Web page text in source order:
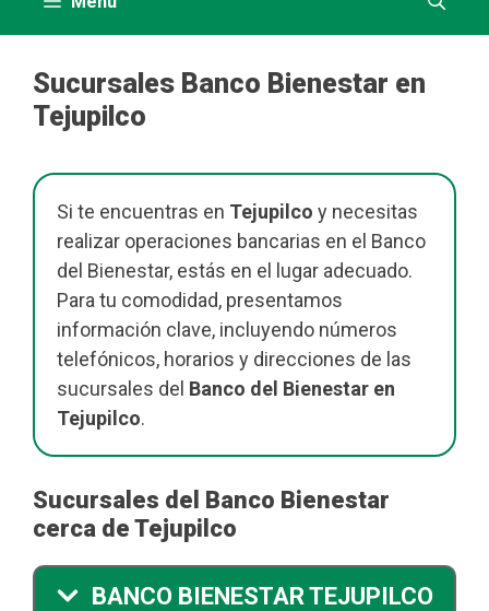
Sucursales Banco Bienestar en
Tejupilco
Si te encuentras en Tejupilco y necesitas
realizar operaciones bancarias en el Banco
del Bienestar, estás en el lugar adecuado.
Para tu comodidad, presentamos
información clave, incluyendo números
telefónicos, horarios y direcciones de las
sucursales del Banco del Bienestar en
Tejupilco.
Sucursales del Banco Bienestar
cerca de Tejupilco
BANCO BIENESTAR TEJUPILCO